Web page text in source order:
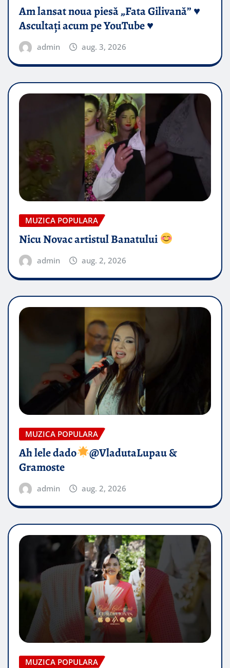
Am lansat noua piesă „Fata Gilivană” ♥️
Ascultați acum pe YouTube ♥️
admin aug. 3, 2026
MUZICA POPULARA
Nicu Novac artistul Banatului
admin aug. 2, 2026
MUZICA POPULARA
Ah lele dado​
@VladutaLupau &
Gramoste
admin aug. 2, 2026
MUZICA POPULARA